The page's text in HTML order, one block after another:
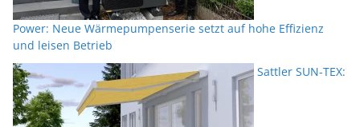
Power: Neue Wärmepumpenserie setzt auf hohe Effizienz
und leisen Betrieb
Sattler SUN-TEX: